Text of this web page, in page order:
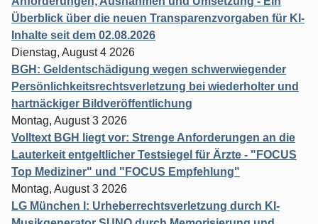
Überblick über die neuen Transparenzvorgaben für KI-
Inhalte seit dem 02.08.2026
Dienstag, August 4 2026
BGH: Geldentschädigung wegen schwerwiegender
Persönlichkeitsrechtsverletzung bei wiederholter und
hartnäckiger Bildveröffentlichung
Montag, August 3 2026
Volltext BGH liegt vor: Strenge Anforderungen an die
Lauterkeit entgeltlicher Testsiegel für Ärzte - "FOCUS
Top Mediziner" und "FOCUS Empfehlung"
Montag, August 3 2026
LG München I: Urheberrechtsverletzung durch KI-